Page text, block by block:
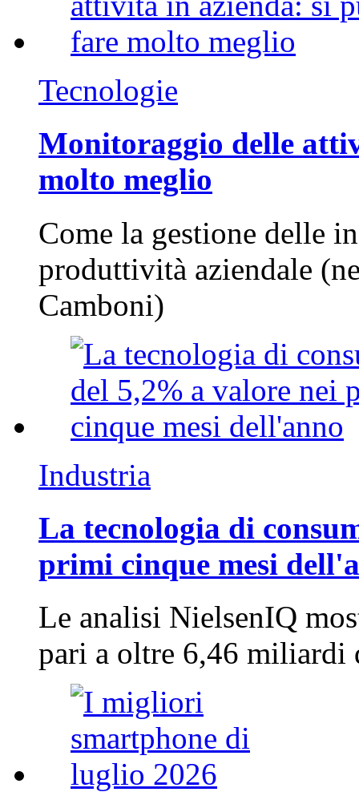
Tecnologie
Monitoraggio delle
molto meglio
Come la gestione delle
produttività aziendale
Camboni)
Industria
La tecnologia di
primi cinque mesi
Le analisi NielsenIQ
pari a oltre 6,46